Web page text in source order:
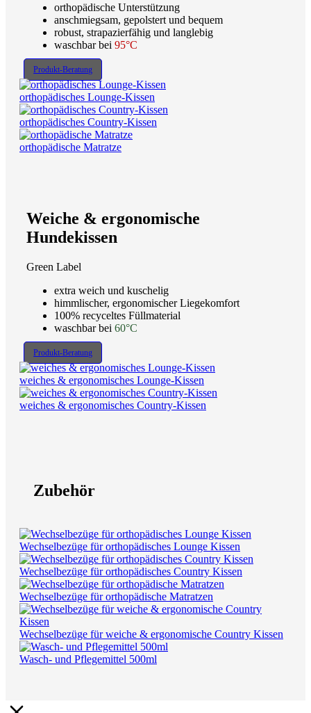
orthopädische Unterstützung
anschmiegsam, gepolstert und bequem
robust, strapazierfähig und langlebig
waschbar bei 95°C
Produkt-Beratung
orthopädisches Lounge-Kissen
orthopädisches Country-Kissen
orthopädische Matratze
Weiche & ergonomische
Hundekissen
Green Label
extra weich und kuschelig
himmlischer, ergonomischer Liegekomfort
100% recyceltes Füllmaterial
waschbar bei 60°C
Produkt-Beratung
weiches & ergonomisches Lounge-Kissen
weiches & ergonomisches Country-Kissen
Zubehör
Wechselbezüge für orthopädisches Lounge Kissen
Wechselbezüge für orthopädisches Country Kissen
Wechselbezüge für orthopädische Matratzen
Wechselbezüge für weiche & ergonomische Country Kissen
Wasch- und Pflegemittel 500ml